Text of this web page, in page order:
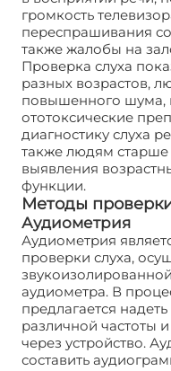
громкость
переспрашивания
также жалобы на
Проверка слуха
разных возрастов,
повышенного
ототоксические
диагностику слуха
также людям старше
выявления
функции.
Методы
Аудиометрия
Аудиометрия
проверки слуха,
аудиометра. В
предлагается
различной частоты
через устройство.
составить